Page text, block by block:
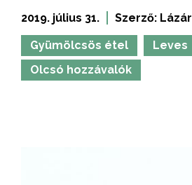
2019. július 31. Szerző: Lázár
Gyümölcsös étel
Leves
Olcsó hozzávalók